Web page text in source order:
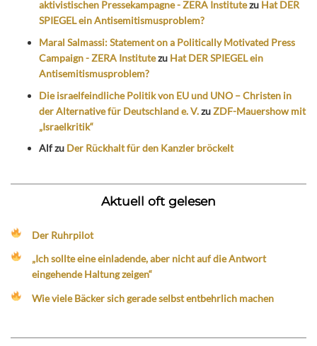
aktivistischen Pressekampagne - ZERA Institutezu Hat DER
SPIEGEL ein Antisemitismusproblem?
Maral Salmassi: Statement on a Politically Motivated Press
Campaign - ZERA Institutezu Hat DER SPIEGEL ein
Antisemitismusproblem?
Die israelfeindliche Politik von EU und UNO – Christen in
der Alternative für Deutschland e. V.zuZDF-Mauershow mit
„Israelkritik“
Alfzu Der Rückhalt für den Kanzler bröckelt
Aktuell oft gelesen
Der Ruhrpilot
„Ich sollte eine einladende, aber nicht auf die Antwort
eingehende Haltung zeigen“
Wie viele Bäcker sich gerade selbst entbehrlich machen